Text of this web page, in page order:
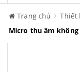
Trang chủ
Thiết
Micro thu âm không